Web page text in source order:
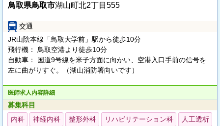
鳥取県鳥取市湖山町北2丁目555
交通
JR山陰本線「鳥取大学前」駅から徒歩10分
飛行機： 鳥取空港より徒歩10分
自動車： 国道9号線を米子方面に向かい、空港入口手前の信号を
左に曲がりすぐ。（湖山消防署向いです）
医師求人内容詳細
募集科目
内科
神経内科 整形外科 リハビリテーション科 人工透析